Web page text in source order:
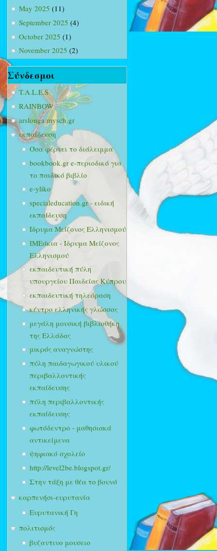
May 2025 (11)
September 2025 (4)
October 2025 (1)
November 2025 (2)
Σύνδεσμοι
T.A.L.E.S
RAINBOW
arslonga.mysch.gr
εκπαίδευση
Όσα φέρνει το διάλειμμα
bookbook.gr e-περιοδικό για
το παιδικό βιβλίο
e-yliko
specialeducation.gr - ειδική
εκπαίδευση
Ίδρυμα Μείζονος Ελληνισμού
ΙΜΕάκια - Ίδρυμα Μείζονος
Ελληνισμού
εκπαιδευτική πύλη
υπουργείου Παιδείας Κύπρου
εκπαιδευτική τηλεόραση
κέντρο ελληνικής γλώσσας
μεγάλη μουσική βιβλιοθήκη
της Ελλάδας
μικρός αναγνώστης
πύλη παιδαγωγικού υλικού
περιβαλλοντικής
εκπαίδευσης
πύλη περιβαλλοντικής
εκπαίδευσης
φωτόδεντρο - μαθησιακά
αντικείμενα
ψηφιακό σχολείο
http://level2be.blogspot.gr/
Στην τάξη με θέα το βουνό
καρπενήσι-ευρυτανία
Ευρυτανική Γη
πολιτισμός
βυζαντινο μουσειο